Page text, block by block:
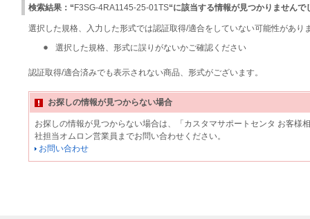
検索結果：“F3SG-4RA1145-25-01TS“に該当する情報が見つかりませんで
選択した規格、入力した形式では認証取得/適合をしていない可能性があり
選択した規格、形式に誤りがないかご確認ください
認証取得/適合済みでも表示されない商品、形式がございます。
お探しの情報が見つからない場合
お探しの情報が見つからない場合は、「カスタマサポートセンタ お客様
社担当オムロン営業員までお問い合わせください。
お問い合わせ